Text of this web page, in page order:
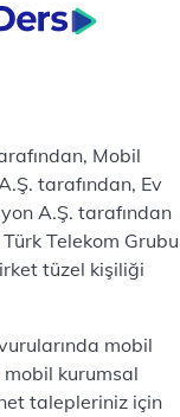
Mobil
tarafından, Ev
A.Ş. tarafından
Telekom Grubu
tüzel kişiliği
mobil
kurumsal
talepleriniz için